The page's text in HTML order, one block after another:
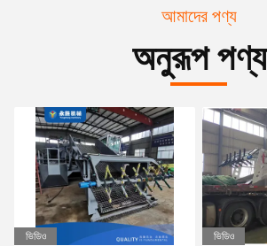
আমাদের পণ্য
অনুরূপ পণ্য
ভিডিও ভিডিও